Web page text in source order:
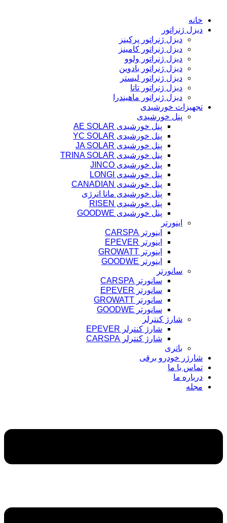
خانه
دیزل ژنراتور
دیزل ژنراتور پرکینز
دیزل ژنراتور کامینز
دیزل ژنراتور ولوو
دیزل ژنراتور بادوین
دیزل ژنراتور لیستر
دیزل ژنراتور تاتا
دیزل ژنراتور ماهیندرا
تجهیزات خورشیدی
پنل خورشیدی
پنل خورشیدی AE SOLAR
پنل خورشیدی YC SOLAR
پنل خورشیدی JA SOLAR
پنل خورشیدی TRINA SOLAR
پنل خورشیدی JINCO
پنل خورشیدی LONGI
پنل خورشیدی CANADIAN
پنل خورشیدی مانا انرژی
پنل خورشیدی RISEN
پنل خورشیدی GOODWE
اینورتر
اینورتر CARSPA
اینورتر EPEVER
اینورتر GROWATT
اینورتر GOODWE
سانورتر
سانورتر CARSPA
سانورتر EPEVER
سانورتر GROWATT
سانورتر GOODWE
شارژ کنترلر
شارژ کنترلر EPEVER
شارژ کنترلر CARSPA
باتری
شارژر خودرو برقی
تماس با ما
درباره ما
مجله